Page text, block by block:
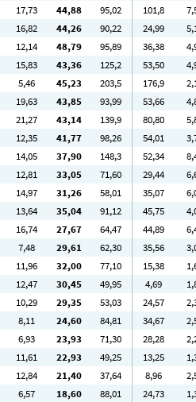
17,73 44,88 95,02 101,8 7
16,82 44,26 90,22 24,99 5
12,14 48,79 95,89 36,38 4
15,83 43,36 125,2 53,50 4
5,46 45,23 203,5 176,9 2
19,63 43,85 93,99 53,66 4
21,27 43,14 139,9 80,80 5
12,35 41,77 98,26 54,01 3
14,05 37,90 148,3 52,34 8
12,81 33,05 71,60 29,44 6
14,97 31,26 58,01 35,07 6
13,64 35,04 91,12 45,75 4
16,74 27,67 64,47 44,89 6
7,48 29,61 62,30 35,56 3
11,96 32,00 77,10 15,38 1
12,47 30,45 49,95 4,69 1
10,29 29,35 53,03 24,57 2
8,11 24,60 84,81 34,67 2
6,93 23,93 71,30 28,28 2
11,61 22,93 49,25 13,25 1
12,84 21,40 37,64 8,96 2
6,57 18,60 88,01 24,73 1